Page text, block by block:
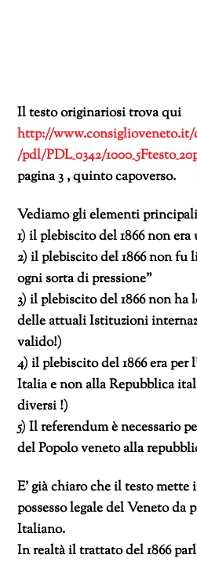
Il testo originariosi trova qui
http://
/pdl/PDL_0342/
pagina 3 , quinto capoverso.
Vediamo gli elementi
1) il plebiscito del 1866 non
2) il plebiscito del 1866 non fu
ogni sorta di pressione”
3) il plebiscito del 1866 non ha
delle attuali Istituzioni
valido!)
4) il plebiscito del 1866 era per
Italia e non alla Repubblica
diversi !)
5) Il referendum è necessario
del Popolo veneto alla
E’ già chiaro che il testo
possesso legale del Veneto da
Italiano.
In realtà il trattato del 1866